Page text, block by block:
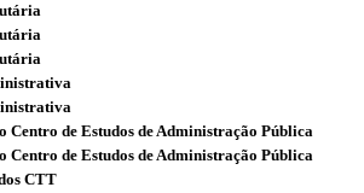
Centro de Estudos de Administração Pública
Centro de Estudos de Administração Pública
CTT